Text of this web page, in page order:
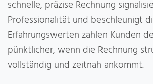
schnelle, präzise Rechnung
Professionalität und beschleunigt
Erfahrungswerten zahlen Kunden
pünktlicher, wenn die Rechnung
vollständig und zeitnah ankommt.